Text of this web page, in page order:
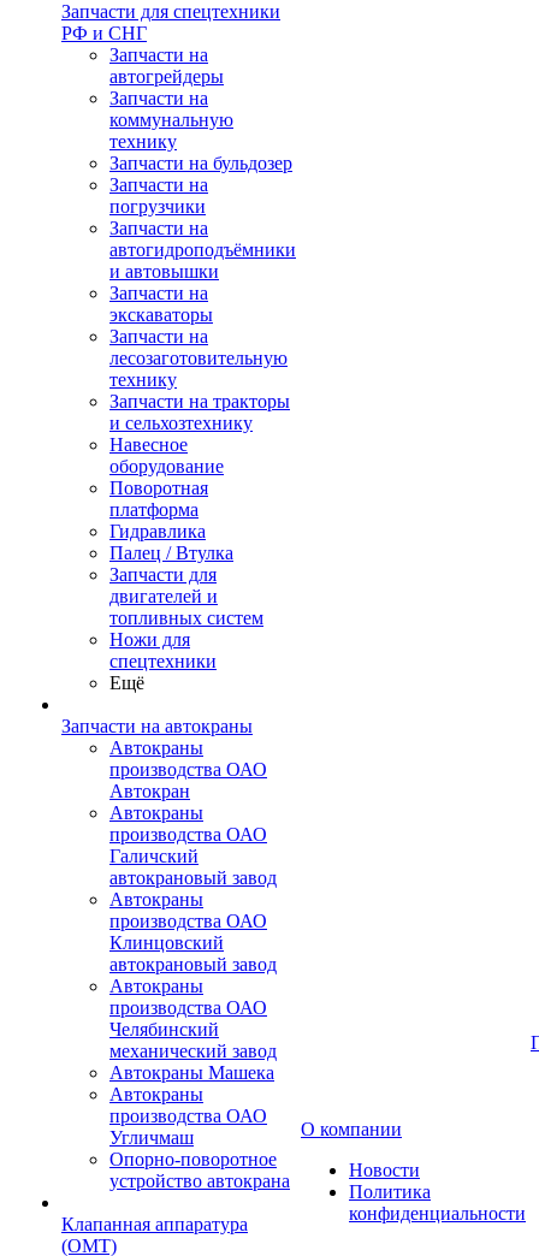
Запчасти для спецтехники
РФ и СНГ
Запчасти на
автогрейдеры
Запчасти на
коммунальную
технику
Запчасти на бульдозер
Запчасти на
погрузчики
Запчасти на
автогидроподъёмники
и автовышки
Запчасти на
экскаваторы
Запчасти на
лесозаготовительную
технику
Запчасти на тракторы
и сельхозтехнику
Навесное
оборудование
Поворотная
платформа
Гидравлика
Палец / Втулка
Запчасти для
двигателей и
топливных систем
Ножи для
спецтехники
Ещё
Запчасти на автокраны
Автокраны
производства ОАО
Автокран
Автокраны
производства ОАО
Галичский
автокрановый завод
Автокраны
производства ОАО
Клинцовский
автокрановый завод
Автокраны
производства ОАО
Челябинский
механический завод
Автокраны Машека
Автокраны
производства ОАО
Угличмаш
Опорно-поворотное
устройство автокрана
Клапанная аппаратура
(OMT)
О компании
Новости
Политика
конфиденциальности